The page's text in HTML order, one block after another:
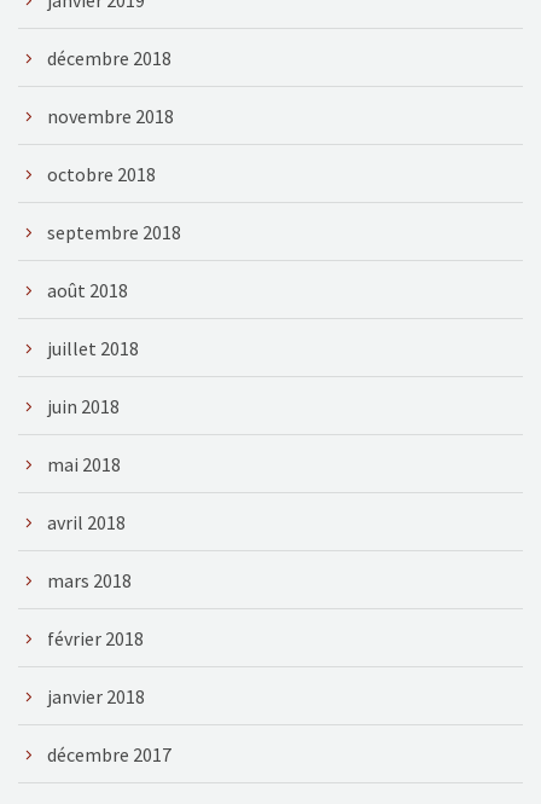
décembre 2018
novembre 2018
octobre 2018
septembre 2018
août 2018
juillet 2018
juin 2018
mai 2018
avril 2018
mars 2018
février 2018
janvier 2018
décembre 2017